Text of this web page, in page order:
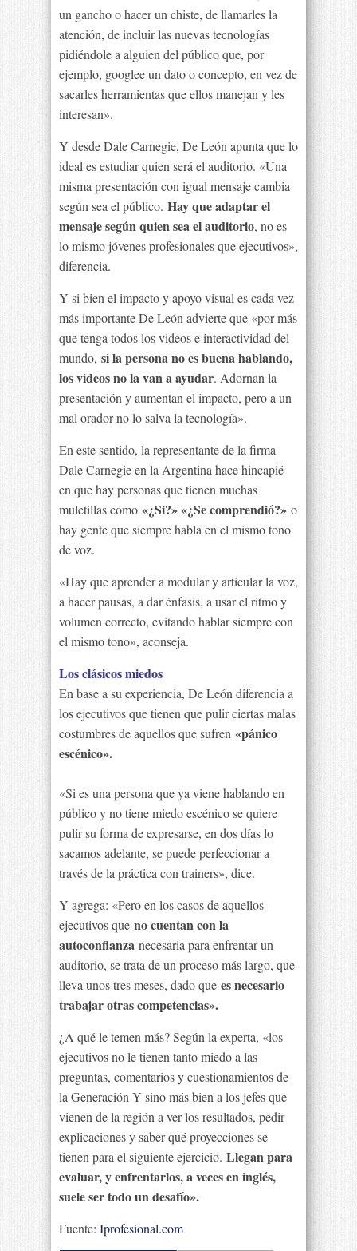
un gancho o hacer un chiste, de llamarles la
atención, de incluir las nuevas tecnologías
pidiéndole a alguien del público que, por
ejemplo, googlee un dato o concepto, en vez de
sacarles herramientas que ellos manejan y les
interesan».
Y desde Dale Carnegie, De León apunta que lo
ideal es estudiar quien será el auditorio. «Una
misma presentación con igual mensaje cambia
según sea el público. Hay que adaptar el
mensaje según quien sea el auditorio, no es
lo mismo jóvenes profesionales que ejecutivos»,
diferencia.
Y si bien el impacto y apoyo visual es cada vez
más importante De León advierte que «por más
que tenga todos los videos e interactividad del
mundo, si la persona no es buena hablando,
los videos no la van a ayudar. Adornan la
presentación y aumentan el impacto, pero a un
mal orador no lo salva la tecnología».
En este sentido, la representante de la firma
Dale Carnegie en la Argentina hace hincapié
en que hay personas que tienen muchas
muletillas como «¿Si?» «¿Se comprendió?» o
hay gente que siempre habla en el mismo tono
de voz.
«Hay que aprender a modular y articular la voz,
a hacer pausas, a dar énfasis, a usar el ritmo y
volumen correcto, evitando hablar siempre con
el mismo tono», aconseja.
Los clásicos miedos
En base a su experiencia, De León diferencia a
los ejecutivos que tienen que pulir ciertas malas
costumbres de aquellos que sufren «pánico
escénico».
«Si es una persona que ya viene hablando en
público y no tiene miedo escénico se quiere
pulir su forma de expresarse, en dos días lo
sacamos adelante, se puede perfeccionar a
través de la práctica con trainers», dice.
Y agrega: «Pero en los casos de aquellos
ejecutivos que no cuentan con la
autoconfianza necesaria para enfrentar un
auditorio, se trata de un proceso más largo, que
lleva unos tres meses, dado que es necesario
trabajar otras competencias».
¿A qué le temen más? Según la experta, «los
ejecutivos no le tienen tanto miedo a las
preguntas, comentarios y cuestionamientos de
la Generación Y sino más bien a los jefes que
vienen de la región a ver los resultados, pedir
explicaciones y saber qué proyecciones se
tienen para el siguiente ejercicio. Llegan para
evaluar, y enfrentarlos, a veces en inglés,
suele ser todo un desafío».
Fuente: Iprofesional.com